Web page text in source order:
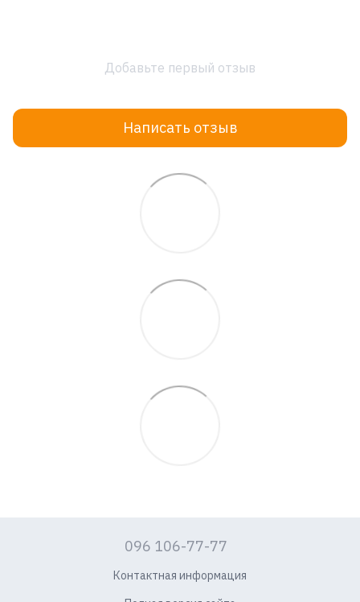
Добавьте первый отзыв
Написать отзыв
096 106-77-77
Контактная информация